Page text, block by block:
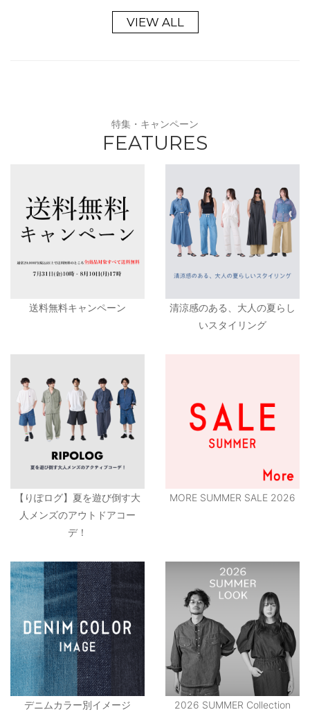
VIEW ALL
特集・キャンペーン
FEATURES
送料無料キャンペーン
清涼感のある、大人の夏らし
いスタイリング
【りぽログ】夏を遊び倒す大
人メンズのアウトドアコー
デ！
MORE SUMMER SALE 2026
デニムカラー別イメージ 2026 SUMMER Collection